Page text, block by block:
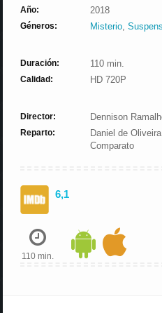
Año: 2018
Géneros: Misterio,
Duración: 110 min.
Calidad: HD 720P
Director: Dennison
Reparto:
Daniel de
Comparato
6,1
110 min.